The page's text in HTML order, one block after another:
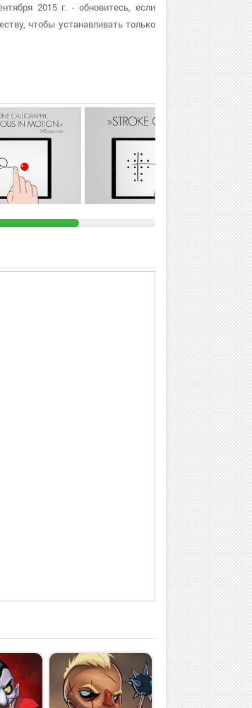
2015 г. - обновитесь, если
чтобы устанавливать только